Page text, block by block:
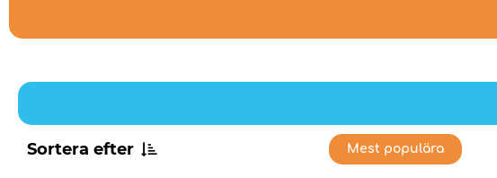
Sortera efter Mest populära